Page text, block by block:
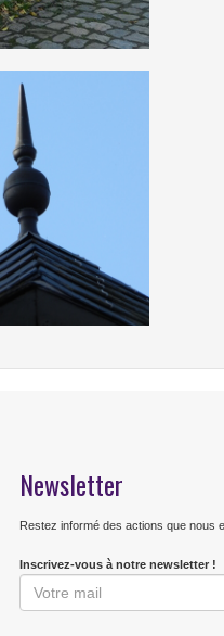
Newsletter
Restez informé des actions que nous
Inscrivez-vous à notre newsletter !